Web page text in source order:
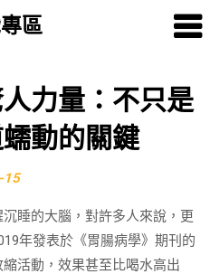
區
力量：不只是
動的關鍵
15
睡的大腦，對許多人來說，更
年發表於《胃腸病學》期刊的
活動，效果甚至比喝水高出